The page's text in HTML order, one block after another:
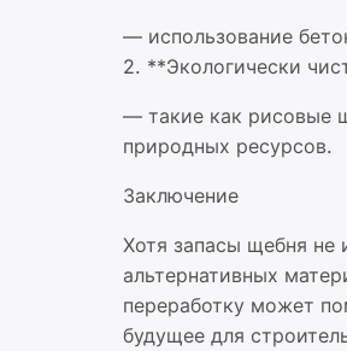
— использование
2. **Экологически
— такие как рисовые
природных ресурсов.
Заключение
Хотя запасы щебня не
альтернативных
переработку может
будущее для